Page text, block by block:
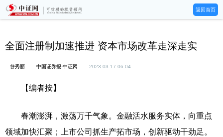
返回首页
全面注册制加速推进 资本市场改革走深走实
昝秀丽 中国证券报·中证网 2023-03-17 06:04
【编者按】
春潮澎湃，激荡万千气象。金融活水服务实体，向重点
领域加快汇聚；上市公司抓生产拓市场，创新驱动干劲足。